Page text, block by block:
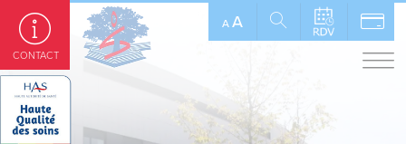
A A
CONTACT
Panneau de gestion des cookies